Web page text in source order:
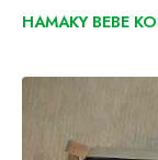
HAMAKY BEBE